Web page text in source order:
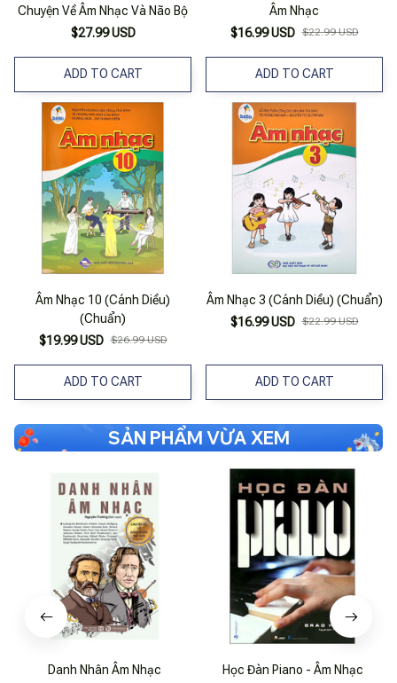
Chuyện Về Âm Nhạc Và Não Bộ
$27.99 USD
ADD TO CART
Âm Nhạc
$16.99 USD $22.99 USD
ADD TO CART
Âm Nhạc 10 (Cánh Diều)
(Chuẩn)
$19.99 USD $26.99 USD
ADD TO CART
Âm Nhạc 3 (Cánh Diều) (Chuẩn)
$16.99 USD $22.99 USD
ADD TO CART
SẢN PHẨM VỪA XEM
Danh Nhân Âm Nhạc
Học Đàn Piano - Âm Nhạc